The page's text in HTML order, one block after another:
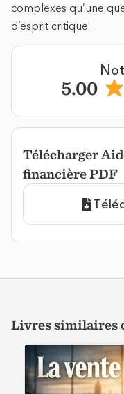
complexes qu’une
d’esprit critique.
5.00
Télécharger
financière PDF
Livres similaires